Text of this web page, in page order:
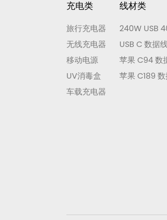
充电类
旅行充电器
无线充电器
移动电源
UV消毒盒
车载充电器
线材类
240W USB
USB C 数据
苹果 C94 数
苹果 C189